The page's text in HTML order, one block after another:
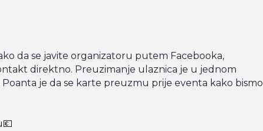
da se javite organizatoru putem Facebooka,
direktno. Preuzimanje ulaznica je u jednom
je da se karte preuzmu prije eventa kako bismo